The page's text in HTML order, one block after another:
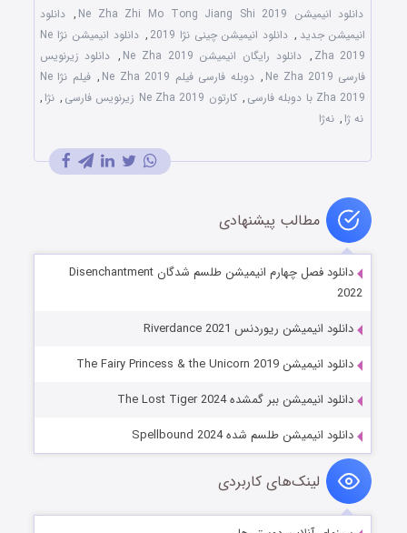
دانلود انیمیشن Ne Zha Zhi Mo Tong Jiang Shi 2019
, دانلود
انیمیشن جدید , دانلود انیمیشن چینی نژا 2019 ,
دانلود انیمیشن نژا Ne
Zha 2019
, دانلود رایگان انیمیشن Ne Zha 2019 , دانلود زیرنویس
فارسی Ne Zha 2019
, دوبله فارسی فیلم Ne Zha 2019 ,
فیلم نژا Ne
Zha 2019 با دوبله فارسی
, کارتون Ne Zha 2019 زیرنویس فارسی , نژا,
نه ژا, نه‌ژا
مطالب پیشنهادی
دانلود فصل چهارم انیمیشن طلسم شدگان Disenchantment
2022
دانلود انیمیشن ریوردنس Riverdance 2021
دانلود انیمیشن The Fairy Princess & the Unicorn 2019
دانلود انیمیشن ببر گمشده The Lost Tiger 2024
دانلود انیمیشن طلسم شده Spellbound 2024
لینک‌های کاربردی